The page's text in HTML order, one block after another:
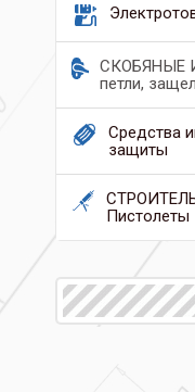
СКОБЯНЫЕ
петли,
Средства
защиты
Пистолеты